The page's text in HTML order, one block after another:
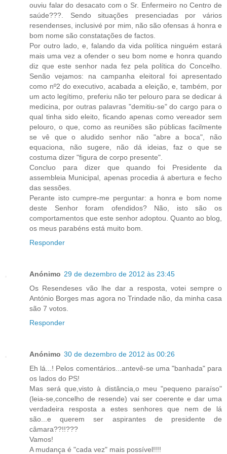
ouviu falar do desacato com o Sr. Enfermeiro no Centro de
saúde???. Sendo situações presenciadas por vários
resendenses, inclusivé por mim, não são ofensas á honra e
bom nome são constatações de factos.
Por outro lado, e, falando da vida política ninguém estará
mais uma vez a ofender o seu bom nome e honra quando
diz que este senhor nada fez pela política do Concelho.
Senão vejamos: na campanha eleitoral foi apresentado
como nº2 do executivo, acabada a eleição, e, também, por
um acto legítimo, preferiu não ter pelouro para se dedicar á
medicina, por outras palavras "demitiu-se" do cargo para o
qual tinha sido eleito, ficando apenas como vereador sem
pelouro, o que, como as reuniões são públicas facilmente
se vê que o aludido senhor não "abre a boca", não
equaciona, não sugere, não dá ideias, faz o que se
costuma dizer "figura de corpo presente".
Concluo para dizer que quando foi Presidente da
assembleia Municipal, apenas procedia á abertura e fecho
das sessões.
Perante isto cumpre-me perguntar: a honra e bom nome
deste Senhor foram ofendidos? Não, isto são os
comportamentos que este senhor adoptou. Quanto ao blog,
os meus parabéns está muito bom.
Responder
Anónimo 29 de dezembro de 2012 às 23:45
Os Resendeses vão lhe dar a resposta, votei sempre o
António Borges mas agora no Trindade não, da minha casa
são 7 votos.
Responder
Anónimo 30 de dezembro de 2012 às 00:26
Eh lá...! Pelos comentários...antevê-se uma "banhada" para
os lados do PS!
Mas será que,visto à distância,o meu "pequeno paraíso"
(leia-se,concelho de resende) vai ser coerente e dar uma
verdadeira resposta a estes senhores que nem de lá
são...e querem ser aspirantes de presidente de
câmara??!!???
Vamos!
A mudança é "cada vez" mais possível!!!!